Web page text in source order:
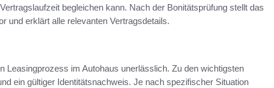
begleichen kann. Nach der Bonitätsprüfung stellt das
und erklärt alle relevanten Vertragsdetails.
Leasingprozess im Autohaus unerlässlich. Zu den wichtigsten
ein gültiger Identitätsnachweis. Je nach spezifischer Situation